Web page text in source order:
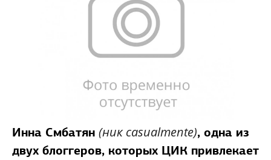
Инна Смбатян (ник casualmente), одна из
двух блоггеров, которых ЦИК привлекает